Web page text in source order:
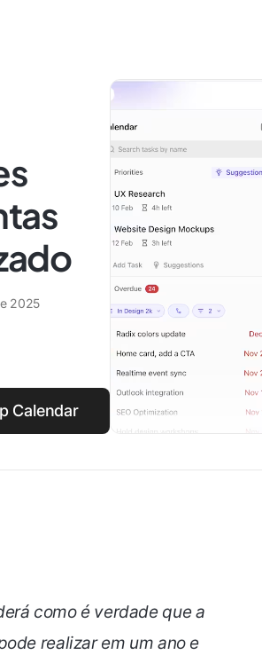
2025
Calendar
como é verdade que a
realizar em um ano e